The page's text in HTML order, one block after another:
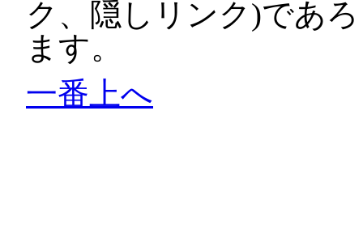
ク、隠しリンク)であ
ます。
一番上へ